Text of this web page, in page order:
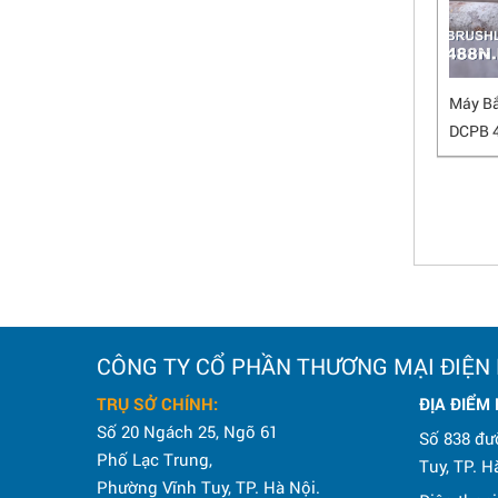
Máy
DCPB
CÔNG TY CỔ PHẦN THƯƠNG MẠI
TRỤ SỞ CHÍNH:
Số 20 Ngách 25, Ngõ 61
Phố Lạc Trung,
Phường Vĩnh Tuy, TP. Hà Nội.
ĐỊA ĐIỂM
Số 838
Tuy, TP.